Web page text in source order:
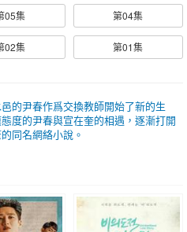
05集 第04集
02集 第01集
的尹春作爲交換教師開始了新的生
度的尹春與宣在奎的相遇，逐漸打開
同名網絡小說。